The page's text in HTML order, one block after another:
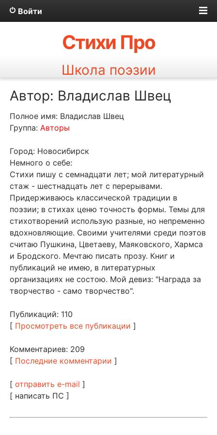
Войти
Стихи Про
Школа поэзии
Автор: Владислав Швец
Полное имя: Владислав Швец
Группа: Авторы
Город: Новосибирск
Немного о себе:
Стихи пишу с семнадцати лет; мой литературный
стаж - шестнадцать лет с перерывами.
Придерживаюсь классической традиции в
поэзии; в стихах ценю точность формы. Темы для
стихотворений использую разные, но непременно
вдохновляющие. Своими учителями среди поэтов
считаю Пушкина, Цветаеву, Маяковского, Хармса
и Бродского. Мечтаю писать прозу. Книг и
публикаций не имею, в литературных
организациях не состою. Мой девиз: "Награда за
творчество - само творчество".
Публикаций: 110
[ Просмотреть все публикации ]
Комментариев: 209
[ Последние комментарии ]
[ отправить e-mail ]
[ написать ПС ]